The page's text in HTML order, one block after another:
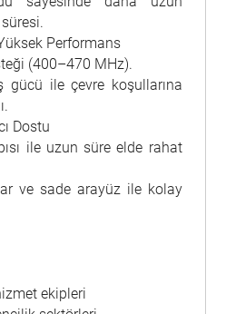
Performans
(400–470 MHz).
gücü ile çevre koşullarına
Dostu
ile uzun süre elde rahat
ve sade arayüz ile kolay
ekipleri